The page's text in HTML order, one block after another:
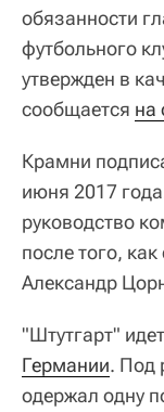
обязанности
футбольного
утвержден в
сообщается на
Крамни
июня 2017
руководство
после того,
Александр
"Штутгарт"
Германии. Под
одержал одну